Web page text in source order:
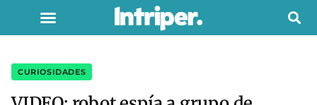
CURIOSIDADES